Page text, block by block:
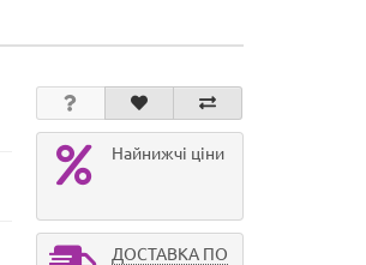
Найнижчі ціни
ДОСТАВКА ПО